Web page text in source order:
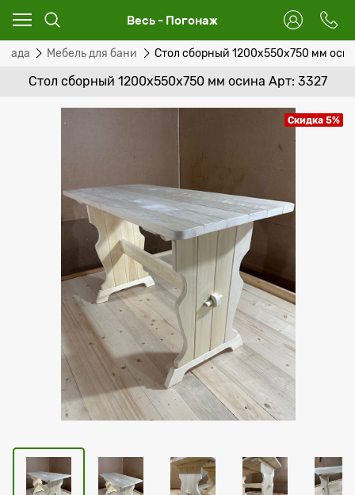
Весь - Погонаж
сада Мебель для бани Стол сборный 1200х550х750 мм
Стол сборный 1200х550х750 мм осина Арт: 3327
Скидка 5%